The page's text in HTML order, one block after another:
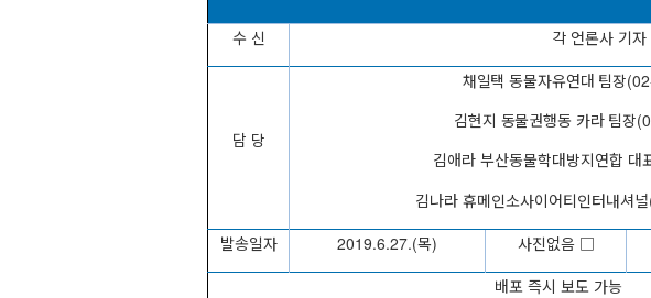
수 신 각 언론사 기자
담 당
채일택 동물자유연대 팀장(
김현지 동물권행동 카라 팀장
김애라 부산동물학대방지연합 대
김나라 휴메인소사이어티인터내셔널
발송일자 2019.6.27.(목) 사진없음 □
배포 즉시 보도 가능